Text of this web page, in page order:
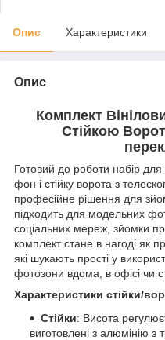
Опис Характеристики
Опис
Комплект
Стійкою
Готовий до роботи набір
фон і стійку ворота з
професійне рішення для
підходить для модельних
соціальних мереж, зйомки
комплект стане в нагоді як
які шукають прості у
фотозони вдома, в офісі чи
Характеристики стійки/
Стійки: Висота
виготовлені з алюмінію